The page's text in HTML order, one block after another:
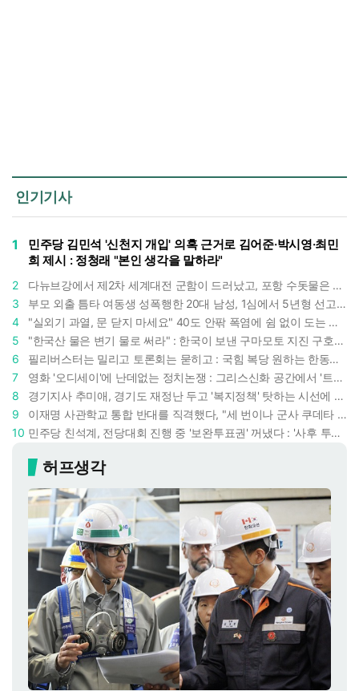
인기기사
1
민주당 김민석 '신천지 개입' 의혹 근거로 김어준·박시영·최민
희 제시 : 정청래 "본인 생각을 말하라"
2
다뉴브강에서 제2차 세계대전 군함이 드러났고, 포항 수돗물은 갑자기 짜졌다 : 폭염·가뭄이 만든 낯선 풍경
3
부모 외출 틈타 여동생 성폭행한 20대 남성, 1심에서 5년형 선고 : 친족 간 '암수범죄'의 심각성
4
"실외기 과열, 문 닫지 마세요" 40도 안팎 폭염에 쉼 없이 도는 에어컨 : 화재 위험 경고등!
5
"한국산 물은 변기 물로 써라" : 한국이 보낸 구마모토 지진 구호품에 한 일본인의 '어처구니 없는' 반응
6
필리버스터는 밀리고 토론회는 묻히고 : 국힘 복당 원하는 한동훈, '검사 정치'의 한계만 드러내나
7
영화 '오디세이'에 난데없는 정치논쟁 : 그리스신화 공간에서 '트럼프 전쟁의 참혹함'이 보인다
8
경기지사 추미애, 경기도 재정난 두고 '복지정책' 탓하는 시선에 정면 반박 : "고령자와 아이 인구 급증"
9
이재명 사관학교 통합 반대를 직격했다, "세 번이나 군사 쿠데타 했는데 압도적 지위"
10
민주당 친석계, 전당대회 진행 중 '보완투표권' 꺼냈다 : '사후 투표 허용' 무리수에 정청래 "투표 쿠데타"
허프생각